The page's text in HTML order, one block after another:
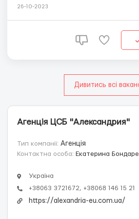
зварювальників металоконструкцій.
з Праги). Пропонуємо:
26-10-2023
Дивитись всі
Агенція ЦСБ "Александрия"
Тип компанії: Агенція
Контактна особа: Екатерина
Україна
+38063 3721672, +38068 146 15 21
https://alexandria-eu.com.ua/